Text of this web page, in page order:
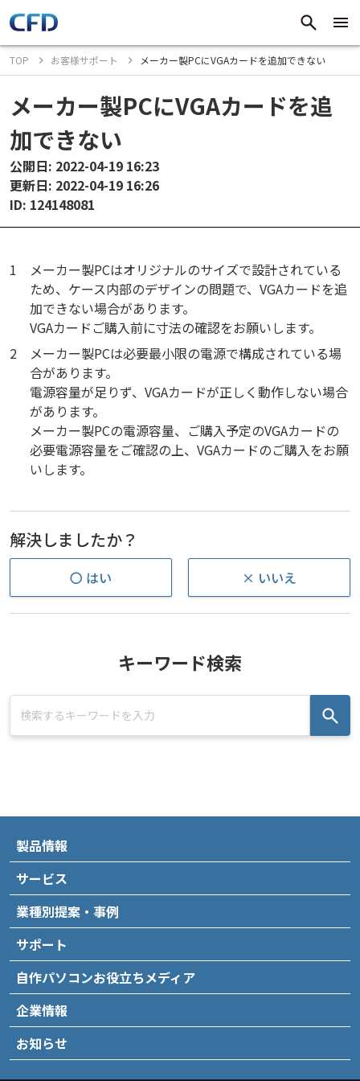
TOP お客様サポート メーカー製PCにVGAカードを追加できない
メーカー製PCにVGAカードを追
加できない
公開日: 2022-04-19 16:23
更新日: 2022-04-19 16:26
ID: 124148081
1
メーカー製PCはオリジナルのサイズで設計されている
ため、ケース内部のデザインの問題で、VGAカードを追
加できない場合があります。
VGAカードご購入前に寸法の確認をお願いします。
2
メーカー製PCは必要最小限の電源で構成されている場
合があります。
電源容量が足りず、VGAカードが正しく動作しない場合
があります。
メーカー製PCの電源容量、ご購入予定のVGAカードの
必要電源容量をご確認の上、VGAカードのご購入をお願
いします。
解決しましたか？
〇 はい × いいえ
キーワード検索
製品情報
サービス
業種別提案・事例
サポート
自作パソコンお役立ちメディア
企業情報
お知らせ